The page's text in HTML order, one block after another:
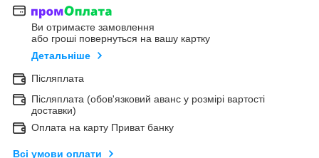
Ви отримаєте замовлення
або гроші повернуться на вашу картку
Детальніше
Післяплата
Післяплата (обов'язковий аванс у розмірі вартості
доставки)
Оплата на карту Приват банку
Всі умови оплати